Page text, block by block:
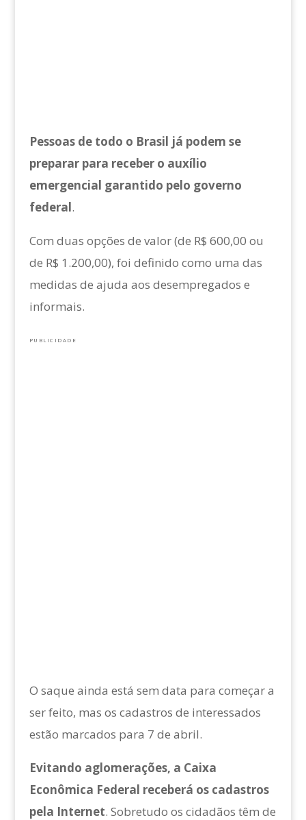
Pessoas de todo o Brasil já podem se
preparar para receber o auxílio
emergencial garantido pelo governo
federal.
Com duas opções de valor (de R$ 600,00 ou
de R$ 1.200,00), foi definido como uma das
medidas de ajuda aos desempregados e
informais.
PUBLICIDADE
O saque ainda está sem data para começar a
ser feito, mas os cadastros de interessados
estão marcados para 7 de abril.
Evitando aglomerações, a Caixa
Econômica Federal receberá os cadastros
pela Internet. Sobretudo os cidadãos têm de